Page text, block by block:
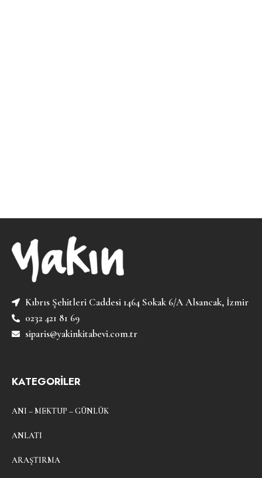
Kıbrıs Şehitleri Caddesi 1464 Sokak 6/A Alsancak, İzmir
0232 421 81 69
siparis@yakinkitabevi.com.tr
KATEGORİLER
ANI – MEKTUP – GÜNLÜK
ANLATI
ARAŞTIRMA